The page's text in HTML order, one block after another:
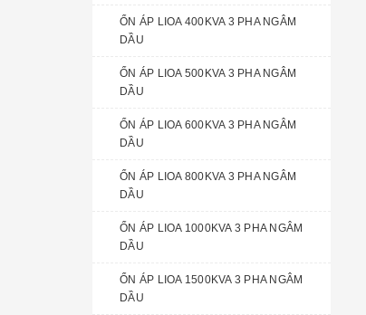
ỔN ÁP LIOA 400KVA 3 PHA NGÂM
DẦU
ỔN ÁP LIOA 500KVA 3 PHA NGÂM
DẦU
ỔN ÁP LIOA 600KVA 3 PHA NGÂM
DẦU
ỔN ÁP LIOA 800KVA 3 PHA NGÂM
DẦU
ỔN ÁP LIOA 1000KVA 3 PHA NGÂM
DẦU
ỔN ÁP LIOA 1500KVA 3 PHA NGÂM
DẦU